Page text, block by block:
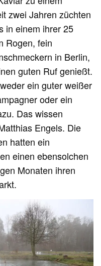
zwei Jahren züchten
in einem ihrer 25
Rogen, fein
in Berlin,
guten Ruf genießt.
ein guter weißer
oder ein
Das wissen
Engels. Die
hatten ein
einen ebensolchen
Monaten ihren